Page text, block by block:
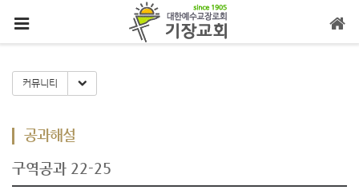
커뮤니티 Toggle Dropdown
공과해설
구역공과 22-25